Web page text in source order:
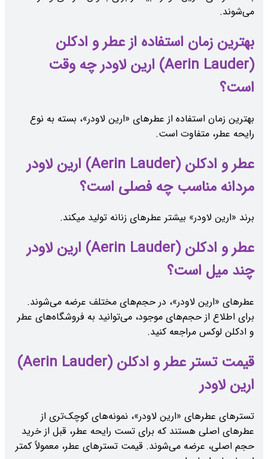
می‌شوند.
بهترین زمان استفاده از عطر و ادکلن
(Aerin Lauder) ارین لاودر چه وقت
است؟
بهترین زمان استفاده از عطرهای «ارین لاودر»، بسته به نوع
رایحه عطر، متفاوت است.
عطر و ادکلن (Aerin Lauder) ارین لاودر
مردانه مناسب چه فصلی است؟
برند «ارین لاودر» بیشتر عطرهای زنانه تولید میکند.
عطر و ادکلن (Aerin Lauder) ارین لاودر
چند میل است؟
عطرهای «ارین لاودر»، در حجم‌های مختلف عرضه می‌شوند.
برای اطلاع از حجم‌های موجود، می‌توانید به فروشگاه‌های عطر
و ادکلن لوکس مراجعه کنید.
قیمت تستر عطر و ادکلن (Aerin Lauder)
ارین لاودر
تسترهای عطرهای «ارین لاودر»، نمونه‌های کوچک‌تری از
عطرهای اصلی هستند که برای تست رایحه عطر، قبل از خرید
حجم اصلی، عرضه می‌شوند. قیمت تسترهای عطر، معمولاً کمتر